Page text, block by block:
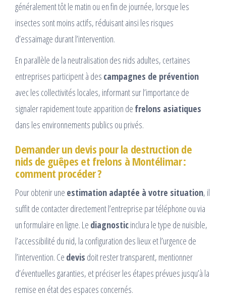
généralement tôt le matin ou en fin de journée, lorsque les
insectes sont moins actifs, réduisant ainsi les risques
d’essaimage durant l’intervention.
En parallèle de la neutralisation des nids adultes, certaines
entreprises participent à des campagnes de prévention
avec les collectivités locales, informant sur l’importance de
signaler rapidement toute apparition de frelons asiatiques
dans les environnements publics ou privés.
Demander un devis pour la destruction de
nids de guêpes et frelons à Montélimar :
comment procéder ?
Pour obtenir une estimation adaptée à votre situation, il
suffit de contacter directement l’entreprise par téléphone ou via
un formulaire en ligne. Le diagnosticinclura le type de nuisible,
l’accessibilité du nid, la configuration des lieux et l’urgence de
l’intervention. Ce devis doit rester transparent, mentionner
d’éventuelles garanties, et préciser les étapes prévues jusqu’à la
remise en état des espaces concernés.